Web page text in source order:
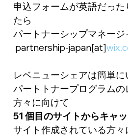
申込フォームが英語だっ
たら
パートナーシップマネー
partnership-japan[at]
レベニューシェアは簡単
パートトナープログラム
方々に向けて
51 個目のサイトからキャ
サイト作成されている方